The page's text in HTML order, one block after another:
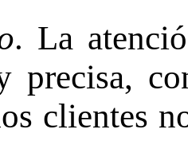
. La
precisa,
clientes